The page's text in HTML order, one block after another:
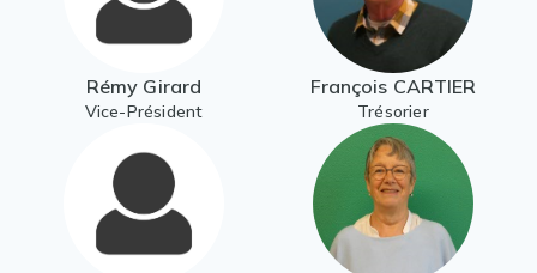
Rémy Girard
Vice-Président
François CARTIER
Trésorier